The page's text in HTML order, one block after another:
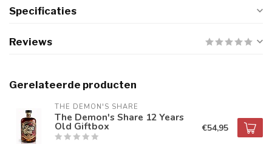
Specificaties
Reviews
Gerelateerde producten
THE DEMON'S SHARE
The Demon's Share 12 Years
Old Giftbox €54,95